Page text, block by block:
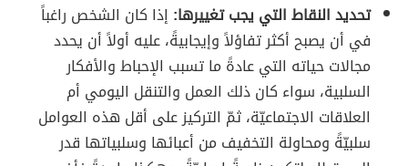
تحديد النقاط التي يجب تغييرها: إذا كان الشخص راغباً
في أن يصبح أكثر تفاؤلاً وإيجابيةً، عليه أولاً أن يحدد
مجالات حياته التي عادةً ما تسبب الإحباط والأفكار
السلبية، سواء كان ذلك العمل والتنقل اليومي أم
العلاقات الاجتماعيّة، ثمّ التركيز على أقل هذه العوامل
سلبيّةً ومحاولة التخفيف من أعبائها وسلبياتها قدر